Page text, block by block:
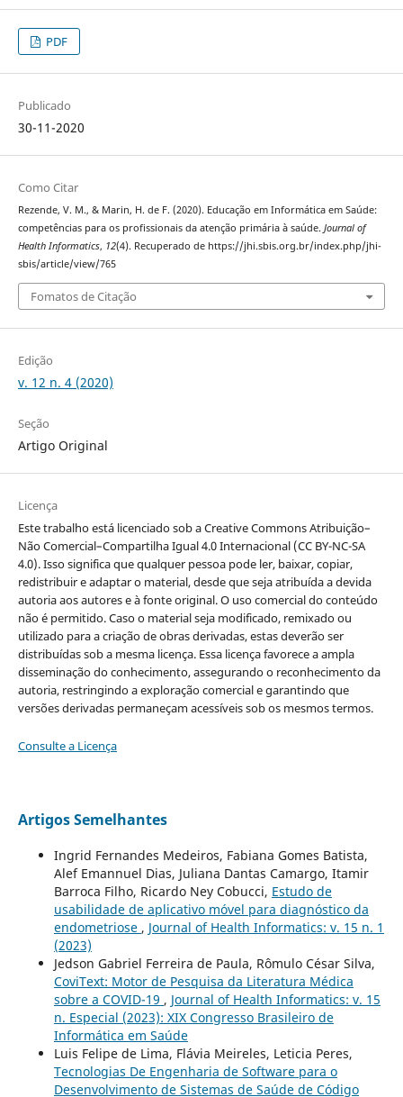
PDF
Publicado
30-11-2020
Como Citar
Rezende, V. M., & Marin, H. de F. (2020). Educação em Informática em Saúde:
competências para os profissionais da atenção primária à saúde. Journal of
Health Informatics, 12(4). Recuperado de https://jhi.sbis.org.br/index.php/jhi-
sbis/article/view/765
Fomatos de Citação
Edição
v. 12 n. 4 (2020)
Seção
Artigo Original
Licença
Este trabalho está licenciado sob a Creative Commons Atribuição–
Não Comercial–Compartilha Igual 4.0 Internacional (CC BY-NC-SA
4.0). Isso significa que qualquer pessoa pode ler, baixar, copiar,
redistribuir e adaptar o material, desde que seja atribuída a devida
autoria aos autores e à fonte original. O uso comercial do conteúdo
não é permitido. Caso o material seja modificado, remixado ou
utilizado para a criação de obras derivadas, estas deverão ser
distribuídas sob a mesma licença. Essa licença favorece a ampla
disseminação do conhecimento, assegurando o reconhecimento da
autoria, restringindo a exploração comercial e garantindo que
versões derivadas permaneçam acessíveis sob os mesmos termos.
Consulte a Licença
Artigos Semelhantes
Ingrid Fernandes Medeiros, Fabiana Gomes Batista,
Alef Emannuel Dias, Juliana Dantas Camargo, Itamir
Barroca Filho, Ricardo Ney Cobucci, Estudo de
usabilidade de aplicativo móvel para diagnóstico da
endometriose , Journal of Health Informatics: v. 15 n. 1
(2023)
Jedson Gabriel Ferreira de Paula, Rômulo César Silva,
CoviText: Motor de Pesquisa da Literatura Médica
sobre a COVID-19 , Journal of Health Informatics: v. 15
n. Especial (2023): XIX Congresso Brasileiro de
Informática em Saúde
Luis Felipe de Lima, Flávia Meireles, Leticia Peres,
Tecnologias De Engenharia de Software para o
Desenvolvimento de Sistemas de Saúde de Código